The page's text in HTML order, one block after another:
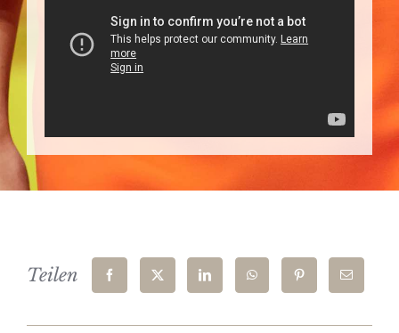
Teilen